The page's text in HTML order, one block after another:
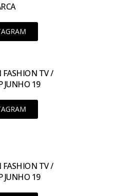
FASHION TV /
JUNHO 19
FASHION TV /
JUNHO 19